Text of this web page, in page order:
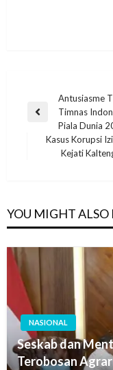
Antusiasme
Timnas
Piala Dunia
Kasus Korupsi
Kejati
YOU MIGHT ALSO
NASIONAL
Seskab dan
Terobosan